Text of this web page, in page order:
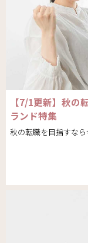
【7/1更新】秋の
ランド特集
秋の転職を目指すな